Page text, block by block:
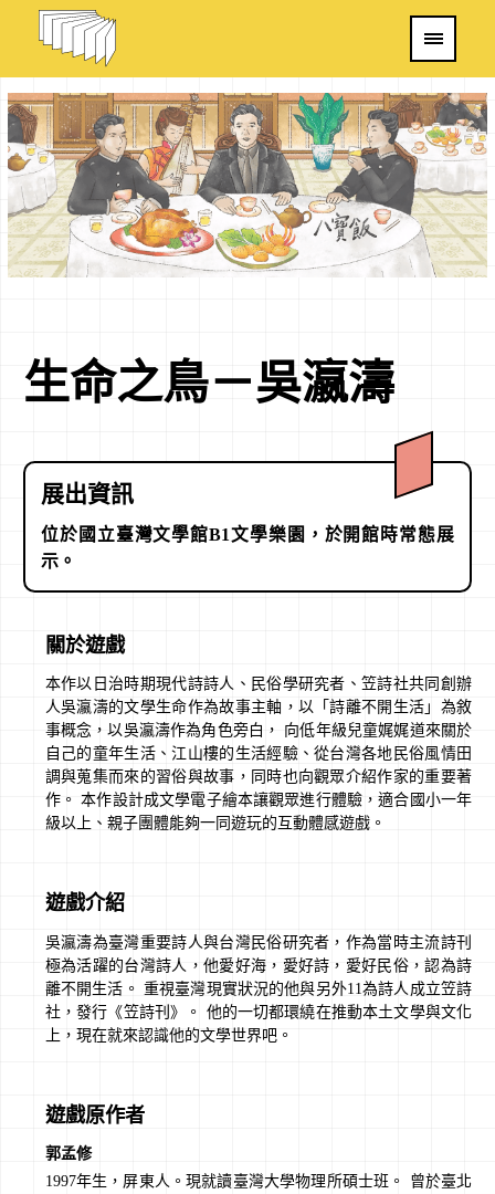
生命之鳥－吳瀛濤
展出資訊
位於國立臺灣文學館B1文學樂園，於開館時常態展
示。
關於遊戲
本作以日治時期現代詩詩人、民俗學研究者、笠詩社共同創辦
人吳瀛濤的文學生命作為故事主軸，以「詩離不開生活」為敘
事概念，以吳瀛濤作為角色旁白， 向低年級兒童娓娓道來關於
自己的童年生活、江山樓的生活經驗、從台灣各地民俗風情田
調與蒐集而來的習俗與故事，同時也向觀眾介紹作家的重要著
作。 本作設計成文學電子繪本讓觀眾進行體驗，適合國小一年
級以上、親子團體能夠一同遊玩的互動體感遊戲。
遊戲介紹
吳瀛濤為臺灣重要詩人與台灣民俗研究者，作為當時主流詩刊
極為活躍的台灣詩人，他愛好海，愛好詩，愛好民俗，認為詩
離不開生活。 重視臺灣現實狀況的他與另外11為詩人成立笠詩
社，發行《笠詩刊》。 他的一切都環繞在推動本土文學與文化
上，現在就來認識他的文學世界吧。
遊戲原作者
郭孟修
1997年生，屏東人。現就讀臺灣大學物理所碩士班。 曾於臺北